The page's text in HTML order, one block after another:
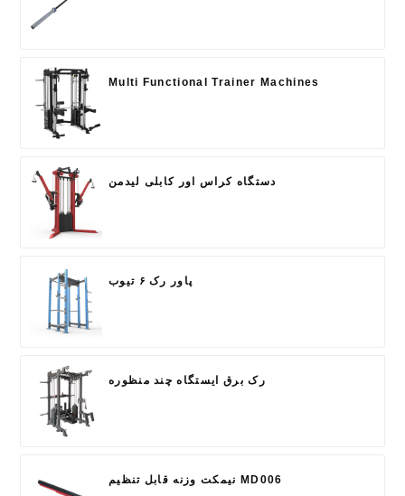
Multi Functional Trainer Machines
دستگاه کراس اور کابلی لیدمن
پاور رک ۶ تیوب
رک برق ایستگاه چند منظوره
نیمکت وزنه قابل تنظیم MD006